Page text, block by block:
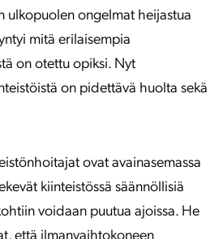
ulkopuolen ongelmat heijastua
mitä erilaisempia
on otettu opiksi. Nyt
on pidettävä huolta sekä
ovat avainasemassa
kiinteistössä säännöllisiä
voidaan puutua ajoissa. He